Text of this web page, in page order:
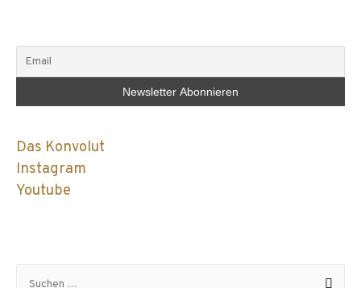
Das Konvolut
Instagram
Youtube